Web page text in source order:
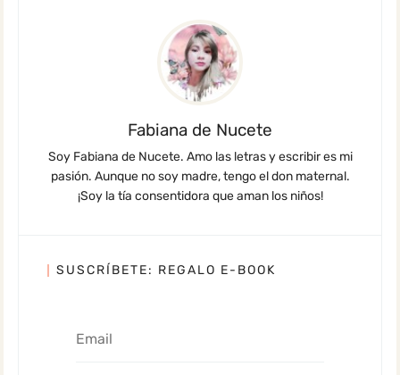
Fabiana de Nucete
Soy Fabiana de Nucete. Amo las letras y escribir es mi
pasión. Aunque no soy madre, tengo el don maternal.
¡Soy la tía consentidora que aman los niños!
SUSCRÍBETE: REGALO E-BOOK